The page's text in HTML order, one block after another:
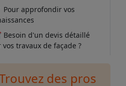
Pour approfondir vos
Besoin d'un devis détaillé
vos travaux de façade ?
des pros